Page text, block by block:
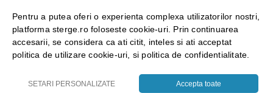
Pentru a putea oferi o experienta complexa utilizatorilor nostri,
platforma sterge.ro foloseste cookie-uri. Prin continuarea
accesarii, se considera ca ati citit, inteles si ati acceptat
politica de utilizare cookie-uri, si politica de confidentialitate.
SETARI PERSONALIZATE Accepta toate